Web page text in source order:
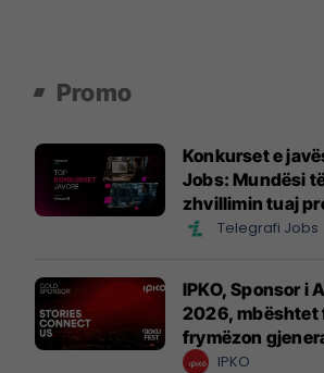
Promo
Konkurset e
Jobs: Mundësi
zhvillimin tuaj
Telegrafi Jobs
IPKO, Sponsor i
2026, mbështet
frymëzon
krijuesve
IPKO